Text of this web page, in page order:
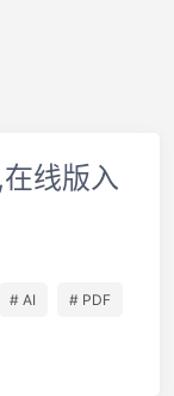
线版入
# AI # PDF